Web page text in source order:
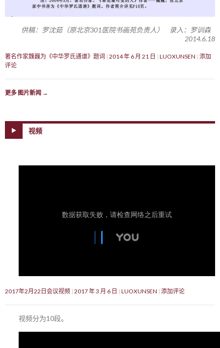
供稿：罗沈茹（原北京301医院书画苑负责人） 录入：罗训森
2014.6.18
著名作家魏巍为《中华罗氏通谱》题词 2014 年 6 月 21 日 LUOXUNSEN 添加
评论
更多 图片新闻 →
视频
2017年2月22日会议视频 2017 年 3 月 6 日 LUOXUNSEN 添加评论
视频分为10段。